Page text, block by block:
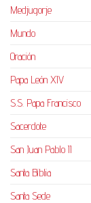
Medjugorje
Mundo
Oración
Papa León XIV
S.S. Papa Francisco
Sacerdote
San Juan Pablo II
Santa Biblia
Santa Sede